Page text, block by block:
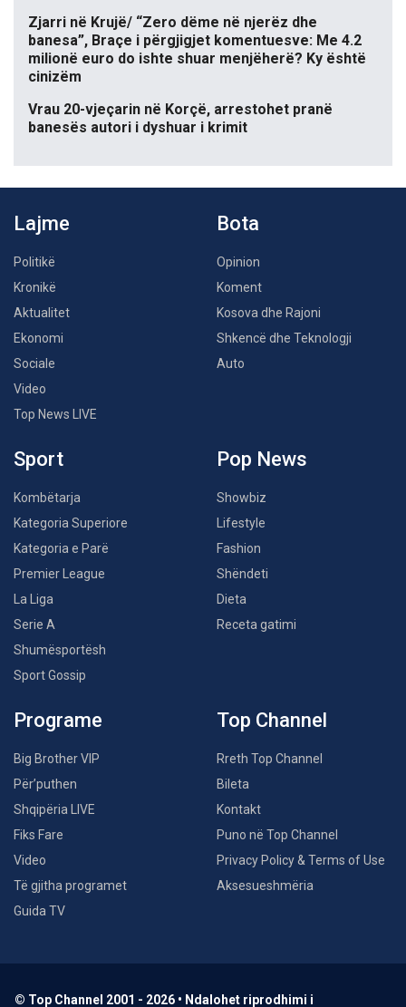
Zjarri në Krujë/ “Zero dëme në njerëz dhe
banesa”, Braçe i përgjigjet komentuesve: Me 4.2
milionë euro do ishte shuar menjëherë? Ky është
cinizëm
Vrau 20-vjeçarin në Korçë, arrestohet pranë
banesës autori i dyshuar i krimit
Lajme
Politikë
Kronikë
Aktualitet
Ekonomi
Sociale
Video
Top News LIVE
Bota
Opinion
Koment
Kosova dhe Rajoni
Shkencë dhe Teknologji
Auto
Sport
Kombëtarja
Kategoria Superiore
Kategoria e Parë
Premier League
La Liga
Serie A
Shumësportësh
Sport Gossip
Pop News
Showbiz
Lifestyle
Fashion
Shëndeti
Dieta
Receta gatimi
Programe
Big Brother VIP
Për’puthen
Shqipëria LIVE
Fiks Fare
Video
Të gjitha programet
Guida TV
Top Channel
Rreth Top Channel
Bileta
Kontakt
Puno në Top Channel
Privacy Policy & Terms of Use
Aksesueshmëria
© Top Channel 2001 - 2026 • Ndalohet riprodhimi i